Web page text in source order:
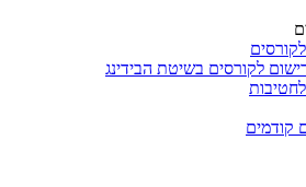
לקורסים בשיטת הבידינג
קודמים